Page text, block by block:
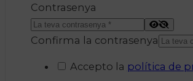
Contrasenya
Confirma la contrasenya
Accepto la política de